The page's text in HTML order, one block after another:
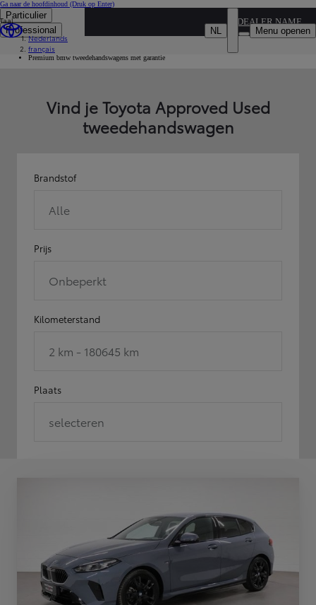
Ga naar de hoofdinhoud (Druk op Enter)
Particulier
Professional
DEALER NAME
NL
Taal
Nederlands
français
Menu openen
...
Occasies
Marque
Premium bmw tweedehandswagens met garantie
Vind je Toyota Approved Used
tweedehandswagen
Brandstof
Alle
Prijs
Onbeperkt
Kilometerstand
2 km - 180645 km
Plaats
selecteren